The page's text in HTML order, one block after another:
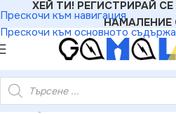
Прескочи към навигация
Прескочи към основното
ХЕЙ ТИ! РЕГИСТРИРАЙ
НАМАЛЕНИЕ
»Milagro EKO3551 FOX BLACK